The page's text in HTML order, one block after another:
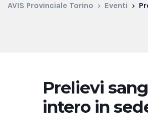
AVIS Provinciale Torino Eventi
Prelievi
intero in